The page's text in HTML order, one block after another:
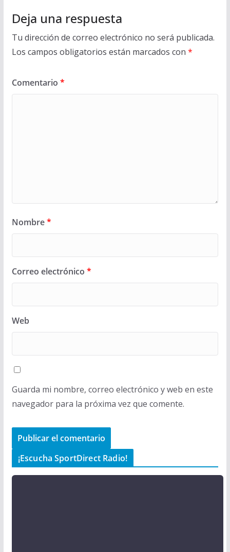
Deja una respuesta
Tu dirección de correo electrónico no será publicada.
Los campos obligatorios están marcados con *
Comentario *
Nombre*
Correo electrónico *
Web
Guarda mi nombre, correo electrónico y web en este
navegador para la próxima vez que comente.
¡Escucha SportDirect Radio!